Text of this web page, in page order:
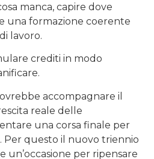
manca, capire dove
una formazione coerente
lavoro.
crediti in modo
accompagnare il
reale delle
una corsa finale per
questo il nuovo triennio
un’occasione per ripensare